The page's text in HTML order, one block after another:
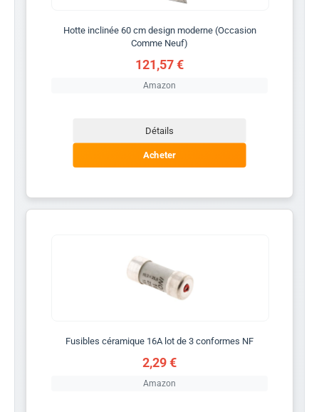
Hotte inclinée 60 cm design moderne (Occasion
Comme Neuf)
121,57 €
Amazon
Détails
Acheter
Fusibles céramique 16A lot de 3 conformes NF
2,29 €
Amazon